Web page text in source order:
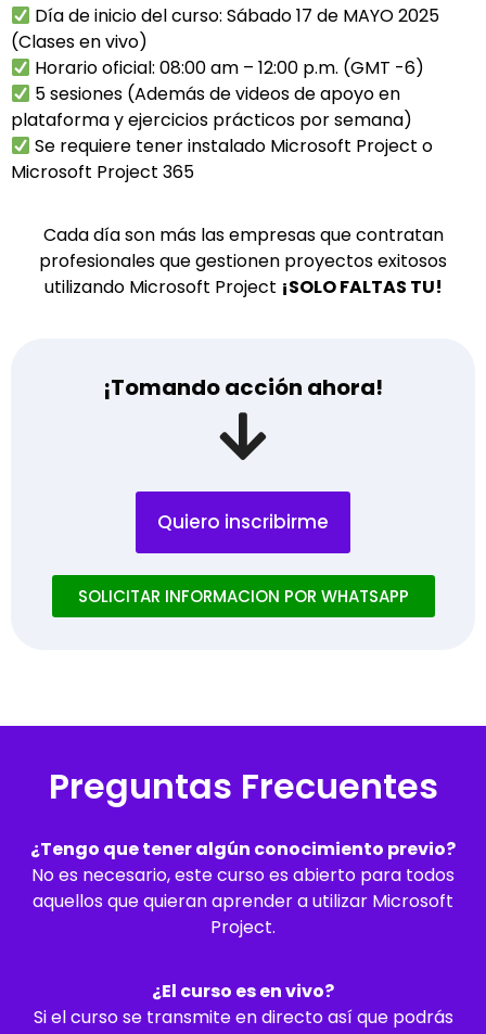
Día de inicio del curso: Sábado 17 de MAYO 2025
(Clases en vivo)
Horario oficial: 08:00 am – 12:00 p.m. (GMT -6)
5 sesiones (Además de videos de apoyo en
plataforma y ejercicios prácticos por semana)
Se requiere tener instalado Microsoft Project o
Microsoft Project 365
Cada día son más las empresas que contratan
profesionales que gestionen proyectos exitosos
utilizando Microsoft Project ¡SOLO FALTAS TU!
¡Tomando acción ahora!
Quiero inscribirme
SOLICITAR INFORMACION POR WHATSAPP
Preguntas Frecuentes
¿Tengo que tener algún conocimiento previo?
No es necesario, este curso es abierto para todos
aquellos que quieran aprender a utilizar Microsoft
Project.
¿El curso es en vivo?
Si el curso se transmite en directo así que podrás